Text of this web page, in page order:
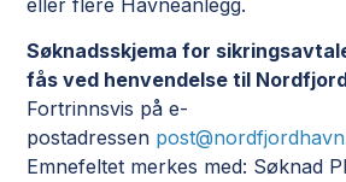
Søknadsskjema for
fås ved henvendelse til
Fortrinnsvis på e-
postadressen
Emnefeltet merkes med: Søknad